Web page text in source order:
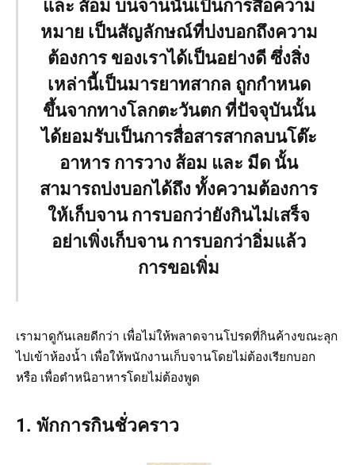
และ ส้อม บนจานนั้นเป็นการสื่อความ
หมาย เป็นสัญลักษณ์ที่บ่งบอกถึงความ
ต้องการ ของเราได้เป็นอย่างดี ซึ่งสิ่ง
เหล่านี้เป็นมารยาทสากล ถูกกำหนด
ขึ้นจากทางโลกตะวันตก ที่ปัจจุบันนั้น
ได้ยอมรับเป็นการสื่อสารสากลบนโต๊ะ
อาหาร การวาง ส้อม และ มีด นั้น
สามารถบ่งบอกได้ถึง ทั้งความต้องการ
ให้เก็บจาน การบอกว่ายังกินไม่เสร็จ
อย่าเพิ่งเก็บจาน การบอกว่าอิ่มแล้ว
การขอเพิ่ม
เรามาดูกันเลยดีกว่า เพื่อไม่ให้พลาดจานโปรดที่กินค้างขณะลุก
ไปเข้าห้องน้ำ เพื่อให้พนักงานเก็บจานโดยไม่ต้องเรียกบอก
หรือ เพื่อตำหนิอาหารโดยไม่ต้องพูด
1. พักการกินชั่วคราว